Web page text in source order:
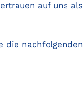
auf uns
die